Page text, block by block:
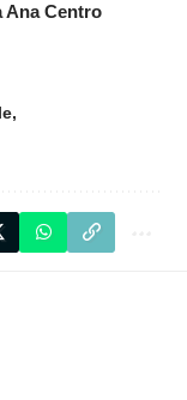
Ana Centro